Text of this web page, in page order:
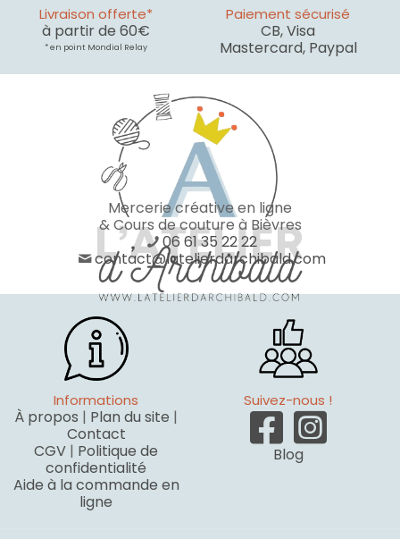
Livraison offerte*
à partir de 60€
* en point Mondial Relay
Paiement sécurisé
CB, Visa
Mastercard, Paypal
Mercerie créative en ligne
& Cours de couture à Bièvres
06 61 35 22 22
contact@latelierdarchibald.com
Informations
À propos | Plan du site |
Contact
CGV | Politique de
confidentialité
Aide à la commande en
ligne
Suivez-nous !
Blog